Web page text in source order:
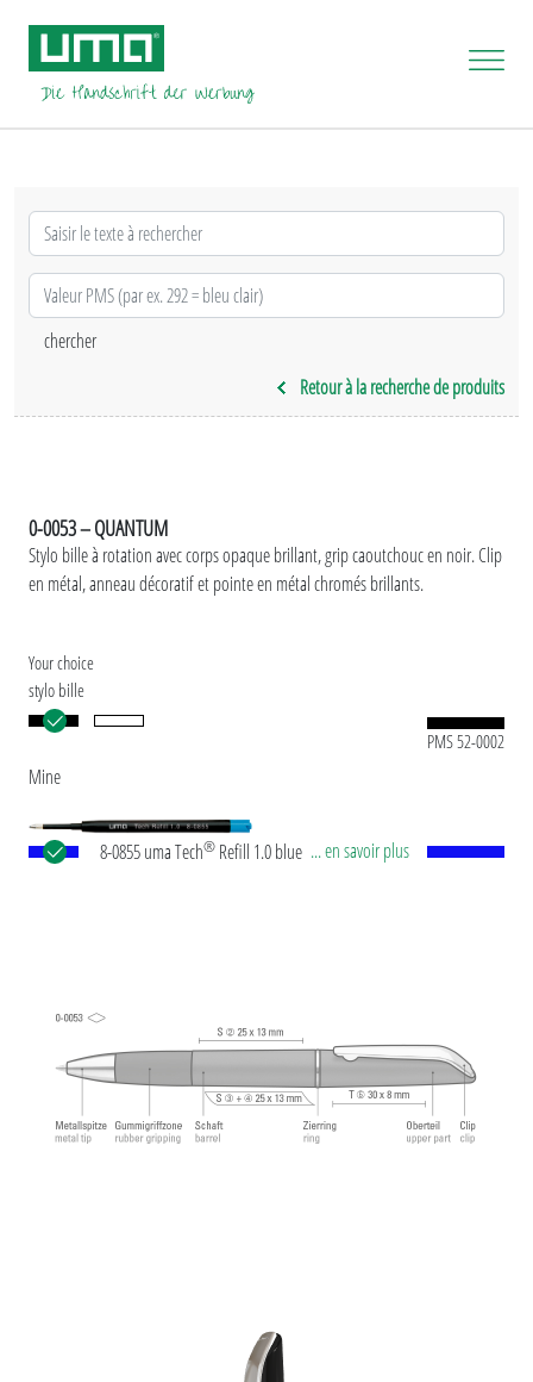
Retour à la recherche de produits
0-0053 – QUANTUM
Stylo bille à rotation avec corps opaque brillant, grip caoutchouc en noir. Clip
en métal, anneau décoratif et pointe en métal chromés brillants.
Your choice
stylo bille
PMS 52-0002
Mine
8-0855 uma Tech® Refill 1.0 blue Recharge géante
une expérience d'écriture agréable et douce.
... en savoir plus